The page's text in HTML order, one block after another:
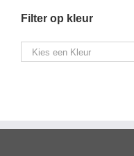
Filter op kleur
Kies een Kleur